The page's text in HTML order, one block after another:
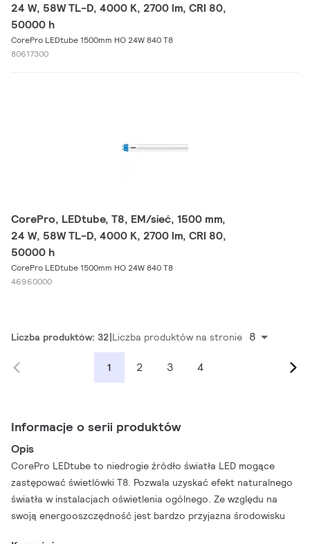
24 W, 58W TL-D, 4000 K, 2700 lm, CRI 80,
50000 h
CorePro LEDtube 1500mm HO 24W 840 T8
80617300
CorePro, LEDtube, T8, EM/sieć, 1500 mm,
24 W, 58W TL-D, 4000 K, 2700 lm, CRI 80,
50000 h
CorePro LEDtube 1500mm HO 24W 840 T8
46960000
Liczba produktów: 32 Liczba produktów na stronie 8
1 2 3 4
Informacje o serii produktów
Opis
CorePro LEDtube to niedrogie źródło światła LED mogące
zastępować świetlówki T8. Pozwala uzyskać efekt naturalnego
światła w instalacjach oświetlenia ogólnego. Ze względu na
swoją energooszczędność jest bardzo przyjazna środowisku